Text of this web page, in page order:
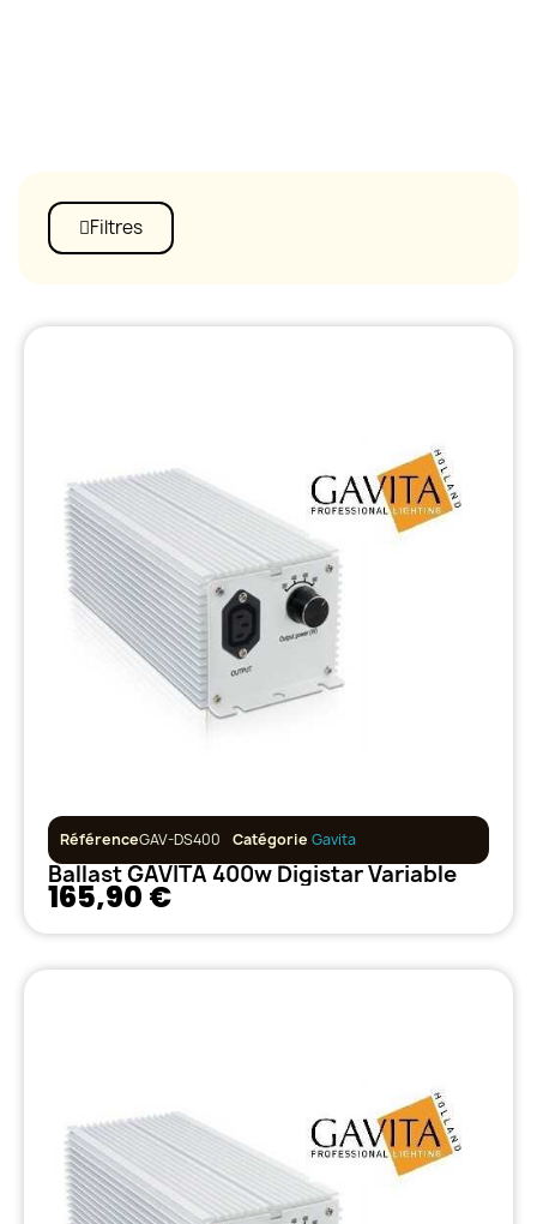
Filtres
RéférenceGAV-DS400 Catégorie Gavita
Ballast GAVITA 400w Digistar Variable
165,90 €